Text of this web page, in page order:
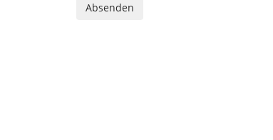
Absenden